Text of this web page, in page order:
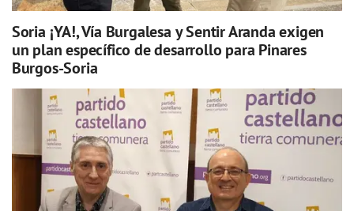
Soria ¡YA!, Vía Burgalesa y Sentir Aranda exigen
un plan específico de desarrollo para Pinares
Burgos-Soria